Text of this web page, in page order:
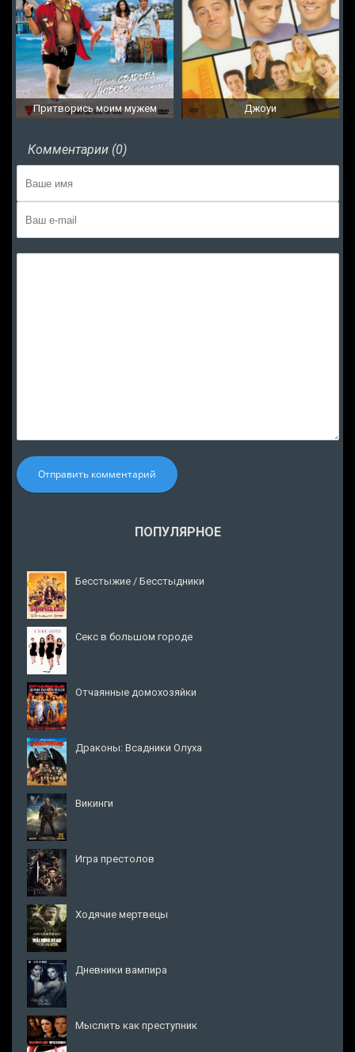
Притворись моим мужем Джоуи
Комментарии (0)
Отправить комментарий
ПОПУЛЯРНОЕ
Бесстыжие / Бесстыдники
Секс в большом городе
Отчаянные домохозяйки
Драконы: Всадники Олуха
Викинги
Игра престолов
Ходячие мертвецы
Дневники вампира
Мыслить как преступник